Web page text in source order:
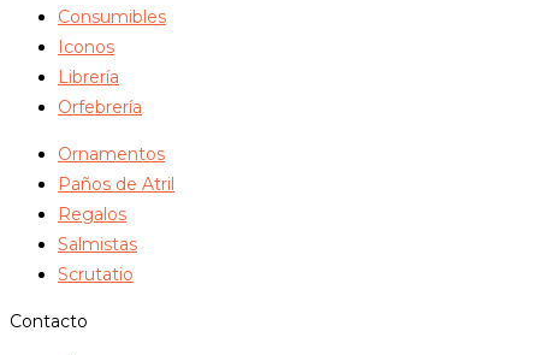
Consumibles
Iconos
Librería
Orfebrería
Ornamentos
Paños de Atril
Regalos
Salmistas
Scrutatio
Contacto